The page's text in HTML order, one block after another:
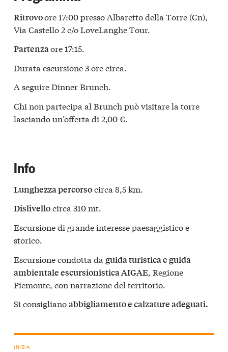
Ritrovoore 17:00 presso Albaretto della Torre (Cn),
Via Castello 2 c/o LoveLanghe Tour.
Partenzaore 17:15.
Durata escursione 3 ore circa.
A seguire Dinner Brunch.
Chi non partecipa al Brunch può visitare la torre
lasciando un’offerta di 2,00 €.
Info
Lunghezza percorsocirca 8,5 km.
Dislivellocirca 310 mt.
Escursione di grande interesse paesaggistico e
storico.
Escursione condotta da guida turistica e guida
ambientale escursionistica AIGAE , Regione
Piemonte, con narrazione del territorio.
Si consiglianoabbigliamento e calzature adeguati.
INIZIA